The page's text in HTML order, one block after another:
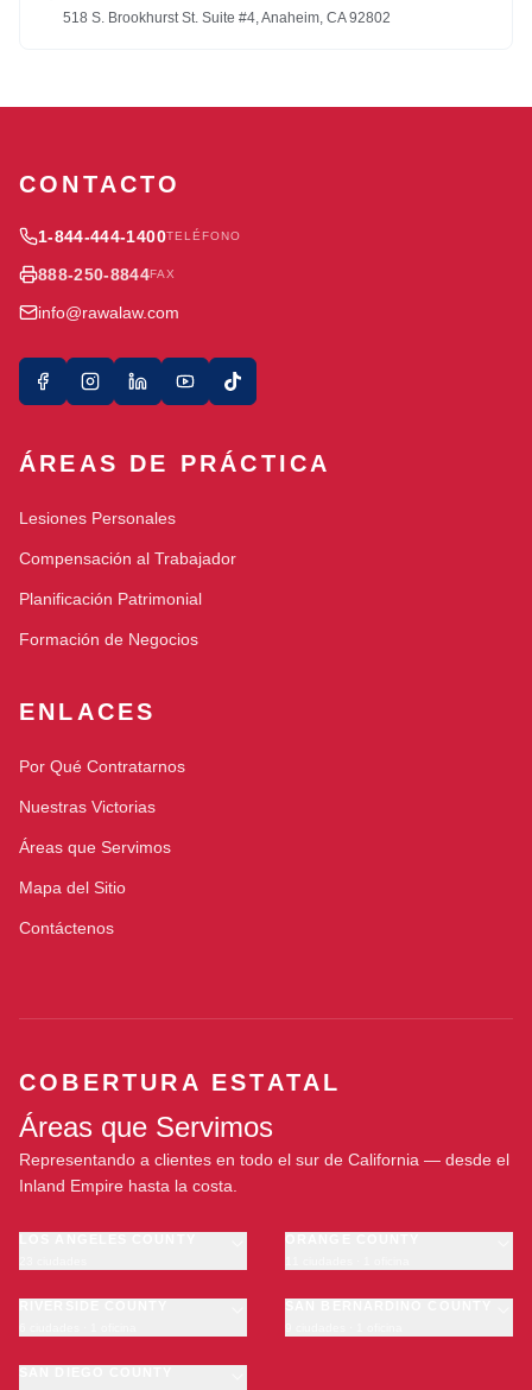
518 S. Brookhurst St. Suite #4, Anaheim, CA 92802
CONTACTO
1-844-444-1400TELÉFONO
888-250-8844FAX
info@rawalaw.com
ÁREAS DE PRÁCTICA
Lesiones Personales
Compensación al Trabajador
Planificación Patrimonial
Formación de Negocios
ENLACES
Por Qué Contratarnos
Nuestras Victorias
Áreas que Servimos
Mapa del Sitio
Contáctenos
COBERTURA ESTATAL
Áreas que Servimos
Representando a clientes en todo el sur de California — desde el
Inland Empire hasta la costa.
Glendale
Pasadena
Irvine